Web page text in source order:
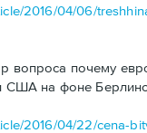
2016/04/06/
вопроса почему
США на фоне
2016/04/22/cena-